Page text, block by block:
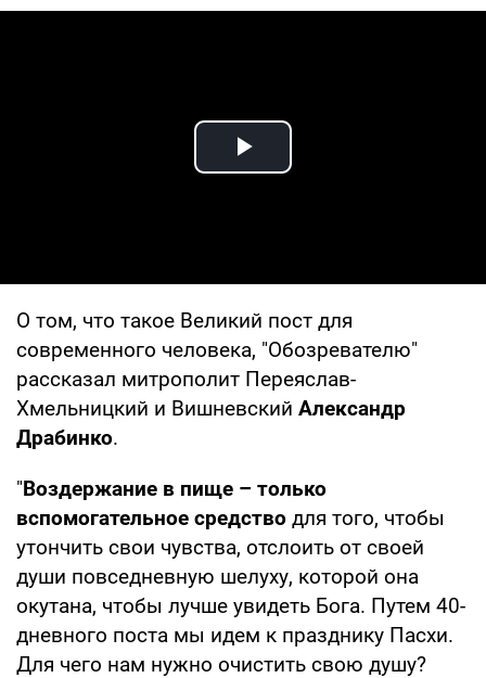
Play Video
О том, что такое Великий пост для
современного человека, "Обозревателю"
рассказал митрополит Переяслав-
Хмельницкий и Вишневский Александр
Драбинко.
"Воздержание в пище – только
вспомогательное средство для того, чтобы
утончить свои чувства, отслоить от своей
души повседневную шелуху, которой она
окутана, чтобы лучше увидеть Бога. Путем 40-
дневного поста мы идем к празднику Пасхи.
Для чего нам нужно очистить свою душу?